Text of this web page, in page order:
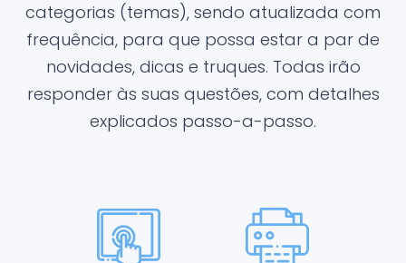
categorias (temas), sendo atualizada com
frequência, para que possa estar a par de
novidades, dicas e truques. Todas irão
responder às suas questões, com detalhes
explicados passo-a-passo.